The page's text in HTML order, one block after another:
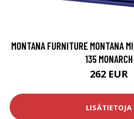
MONTANA FURNITURE MONTANA
135 MONARCH
262 EUR
LISÄTIETOJA